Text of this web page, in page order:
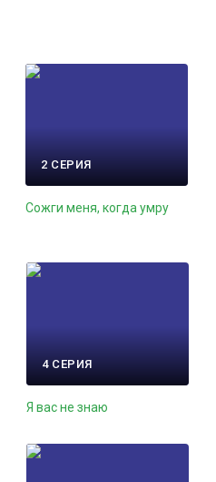
2 СЕРИЯ
Сожги меня, когда умру
4 СЕРИЯ
Я вас не знаю